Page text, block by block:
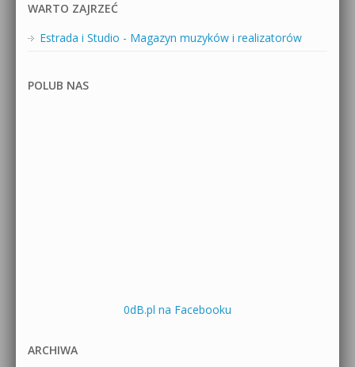
WARTO ZAJRZEĆ
Estrada i Studio - Magazyn muzyków i realizatorów
POLUB NAS
0dB.pl na Facebooku
ARCHIWA